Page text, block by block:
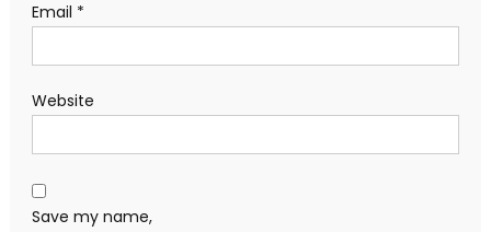
Email *
Website
Save my name,